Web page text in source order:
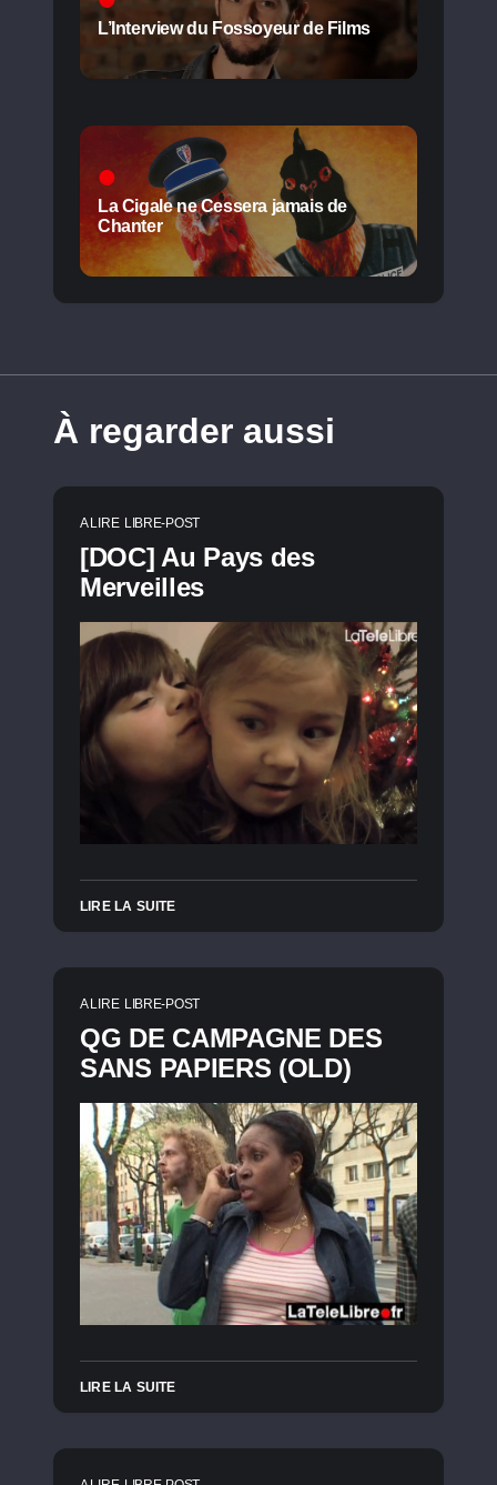
L’Interview du Fossoyeur de Films
La Cigale ne Cessera jamais de
Chanter
À regarder aussi
A LIRE LIBRE-POST
[DOC] Au Pays des
Merveilles
LIRE LA SUITE
A LIRE LIBRE-POST
QG DE CAMPAGNE DES
SANS PAPIERS (OLD)
LIRE LA SUITE